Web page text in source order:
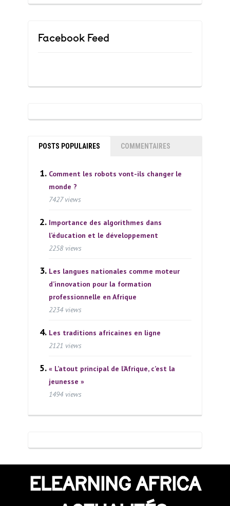
Facebook Feed
POSTS POPULAIRES COMMENTAIRES
Comment les robots vont-ils changer le
monde ?
7427 views
Importance des algorithmes dans
l’éducation et le développement
2258 views
Les langues nationales comme moteur
d’innovation pour la formation
professionnelle en Afrique
2234 views
Les traditions africaines en ligne
2121 views
« L’atout principal de l’Afrique, c’est la
jeunesse »
1494 views
ELEARNING AFRICA